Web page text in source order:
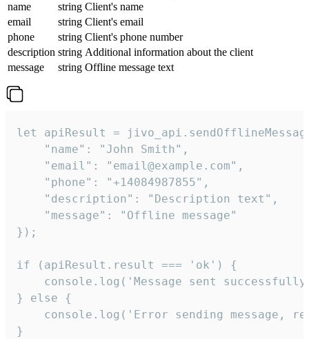
name
string Client's name
email
string Client's email
phone
string Client's phone number
description string Additional information about the client
message
string Offline message text
let apiResult =
    "name": "John Smith",
    "email": "email@example.com",
    "phone": "+14084987855",
    "description": "Description text",
    "message": "Offline message"
});
if (apiResult.result === 'ok') {
console.log('Message sent
} else {
console.log('Error sending message,
}